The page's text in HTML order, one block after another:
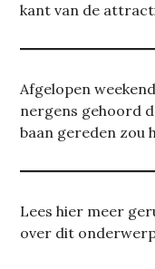
kant van de
Afgelopen
nergens gehoord
baan gereden zou
Lees hier meer
over dit